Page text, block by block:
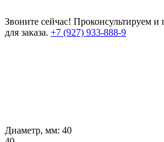
Звоните сейчас! Проконсультируем
для заказа. +7 (927) 933-888-9
Диаметр, мм: 40